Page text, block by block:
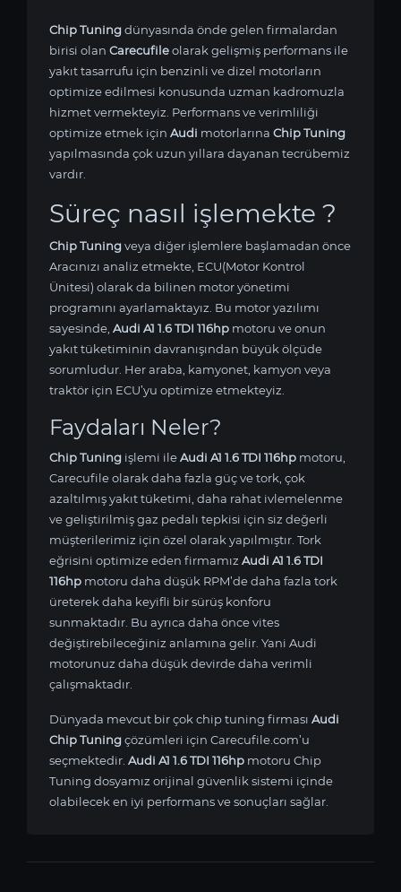
Chip Tuningdünyasında önde gelen firmalardan
birisi olan Carecufileolarak gelişmiş performans ile
yakıt tasarrufu için benzinli ve dizel motorların
optimize edilmesi konusunda uzman kadromuzla
hizmet vermekteyiz. Performans ve verimliliği
optimize etmek için Audi motorlarına Chip Tuning
yapılmasında çok uzun yıllara dayanan tecrübemiz
vardır.
Süreç nasıl işlemekte ?
Chip Tuningveya diğer işlemlere başlamadan önce
Aracınızı analiz etmekte, ECU(Motor Kontrol
Ünitesi) olarak da bilinen motor yönetimi
programını ayarlamaktayız. Bu motor yazılımı
sayesinde, Audi A1 1.6 TDI 116hp motoru ve onun
yakıt tüketiminin davranışından büyük ölçüde
sorumludur. Her araba, kamyonet, kamyon veya
traktör için ECU’yu optimize etmekteyiz.
Faydaları Neler?
Chip Tuning işlemi ileAudi A1 1.6 TDI 116hp motoru,
Carecufile olarak daha fazla güç ve tork, çok
azaltılmış yakıt tüketimi, daha rahat ivlemelenme
ve geliştirilmiş gaz pedalı tepkisi için siz değerli
müşterilerimiz için özel olarak yapılmıştır. Tork
eğrisini optimize eden firmamız Audi A1 1.6 TDI
116hp motoru daha düşük RPM’de daha fazla tork
üreterek daha keyifli bir sürüş konforu
sunmaktadır. Bu ayrıca daha önce vites
değiştirebileceğiniz anlamına gelir. Yani Audi
motorunuz daha düşük devirde daha verimli
çalışmaktadır.
Dünyada mevcut bir çok chip tuning firması Audi
Chip Tuningçözümleri için Carecufile.com’u
seçmektedir. Audi A1 1.6 TDI 116hp motoru Chip
Tuning dosyamız orijinal güvenlik sistemi içinde
olabilecek en iyi performans ve sonuçları sağlar.